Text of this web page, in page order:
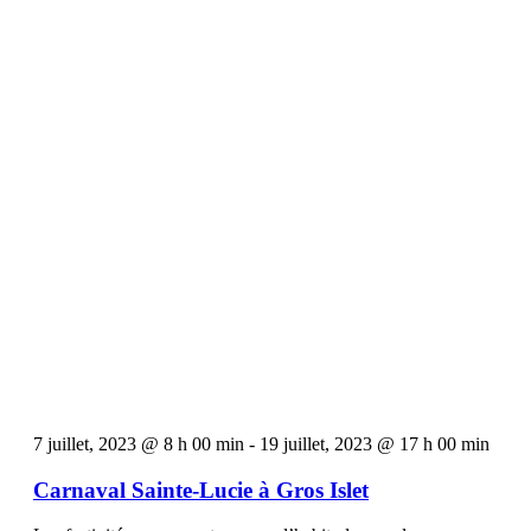
7 juillet, 2023 @ 8 h 00 min - 19 juillet, 2023 @ 17 h 00 min
Carnaval Sainte-Lucie à Gros Islet